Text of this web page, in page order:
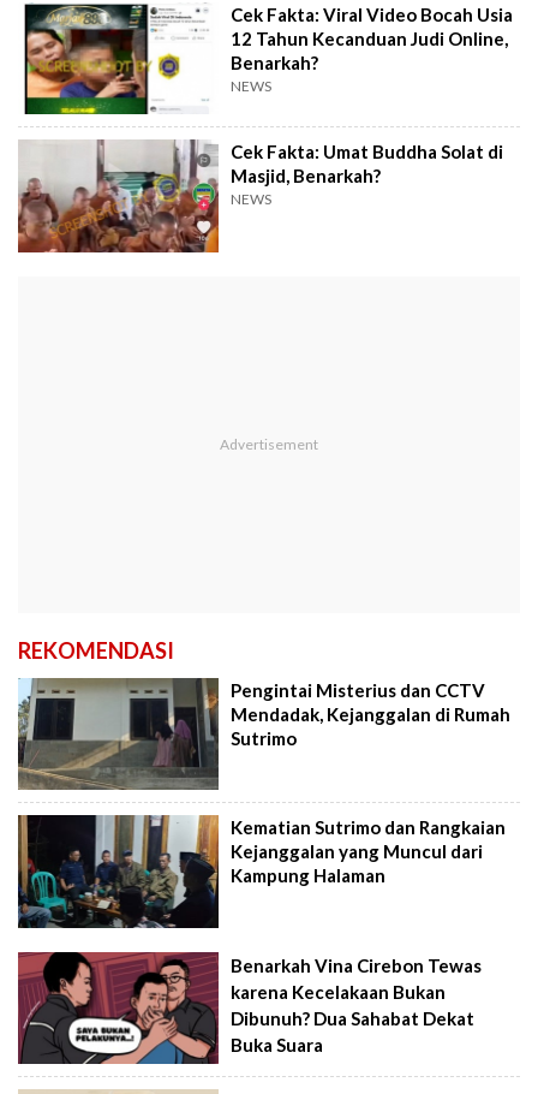
Cek Fakta: Viral Video Bocah Usia
12 Tahun Kecanduan Judi Online,
Benarkah?
NEWS
Cek Fakta: Umat Buddha Solat di
Masjid, Benarkah?
NEWS
REKOMENDASI
Pengintai Misterius dan CCTV
Mendadak, Kejanggalan di Rumah
Sutrimo
Kematian Sutrimo dan Rangkaian
Kejanggalan yang Muncul dari
Kampung Halaman
Benarkah Vina Cirebon Tewas
karena Kecelakaan Bukan
Dibunuh? Dua Sahabat Dekat
Buka Suara